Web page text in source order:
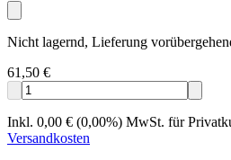
Nicht lagernd, Lieferung
61,50 €
Inkl. 0,00 € (0,00%) MwSt. für
Versandkosten